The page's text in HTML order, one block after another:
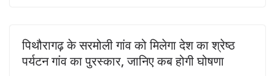
पिथौरागढ़ के सरमोली गांव को मिलेगा देश का श्रेष्ठ
पर्यटन गांव का पुरस्कार, जानिए कब होगी घोषणा